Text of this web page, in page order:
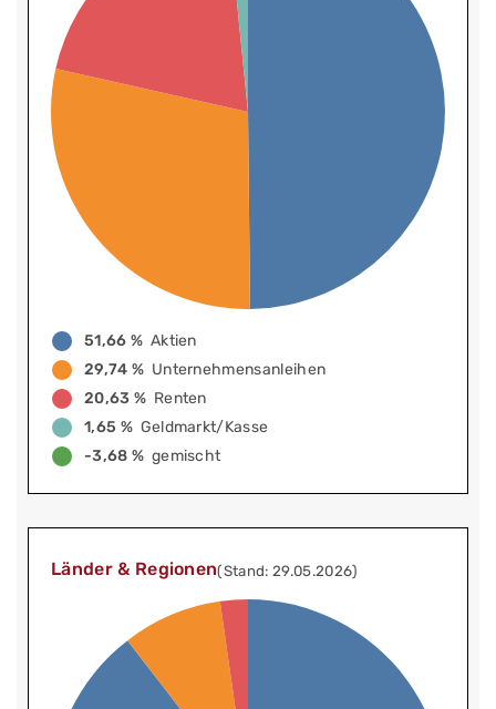
51,66 % Aktien
29,74 % Unternehmensanleihen
20,63 % Renten
1,65 % Geldmarkt/Kasse
-3,68 % gemischt
Länder & Regionen(Stand: 29.05.2026)